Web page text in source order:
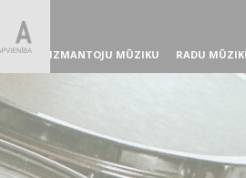
IZMANTOJU MŪZIKU RADU